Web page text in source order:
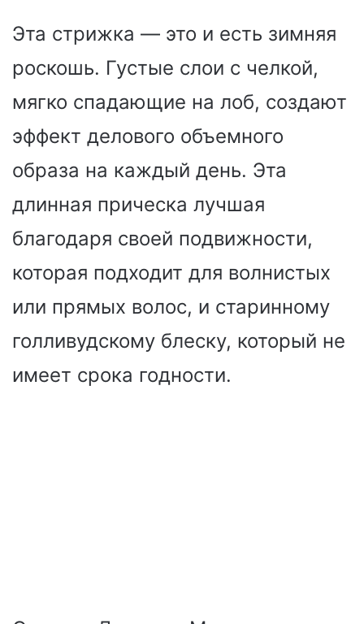
Эта стрижка — это и есть зимняя
роскошь. Густые слои с челкой,
мягко спадающие на лоб, создают
эффект делового объемного
образа на каждый день. Эта
длинная прическа лучшая
благодаря своей подвижности,
которая подходит для волнистых
или прямых волос, и старинному
голливудскому блеску, который не
имеет срока годности.